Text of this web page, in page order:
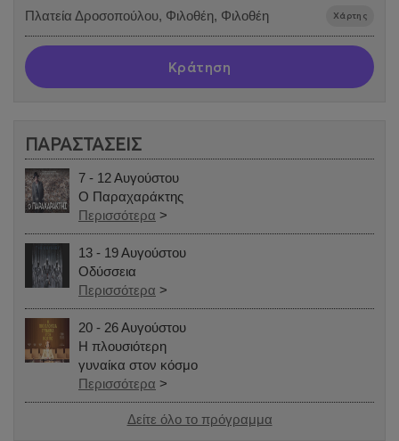
Πλατεία Δροσοπούλου, Φιλοθέη, Φιλοθέη Χάρτης
Κράτηση
ΠΑΡΑΣΤΑΣΕΙΣ
7 - 12 Αυγούστου
Ο Παραχαράκτης
Περισσότερα >
13 - 19 Αυγούστου
Οδύσσεια
Περισσότερα >
20 - 26 Αυγούστου
Η πλουσιότερη
γυναίκα στον κόσμο
Περισσότερα >
Δείτε όλο το πρόγραμμα